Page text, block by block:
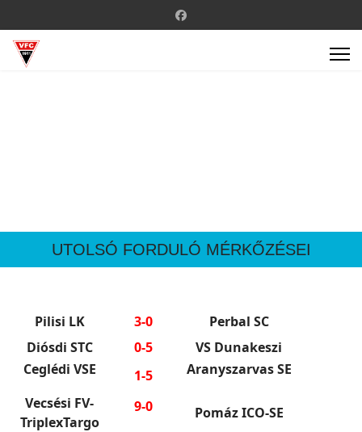
UTOLSÓ FORDULÓ MÉRKŐZÉSEI
Pilisi LK 3-0
Perbal SC
Diósdi STC
0-5
VS Dunakeszi
Ceglédi VSE
1-5
Aranyszarvas SE
Vecsési FV-
TriplexTargo
9-0
Pomáz ICO-SE